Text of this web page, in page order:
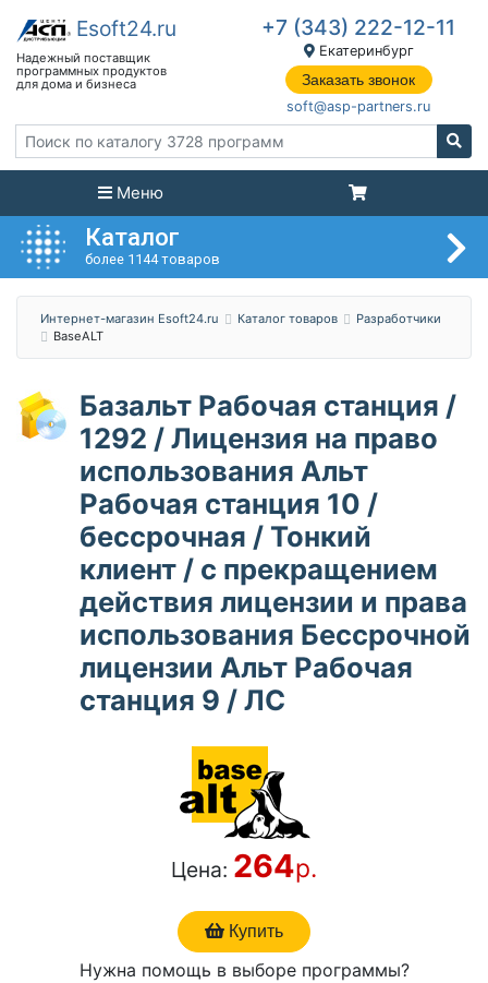
+7 (343) 222-12-11
Екатеринбург
Заказать звонок
soft@asp-partners.ru
Меню
Каталог
более 1144 товаров
Интернет-магазин Esoft24.ru Каталог товаров
Разработчики
BaseALT
Базальт Рабочая станция /
1292 / Лицензия на право
использования Альт
Рабочая станция 10 /
бессрочная / Тонкий
клиент / с прекращением
действия лицензии и права
использования Бессрочной
лицензии Альт Рабочая
станция 9 / ЛС
Цена: 264р.
Купить
Нужна помощь в выборе программы?